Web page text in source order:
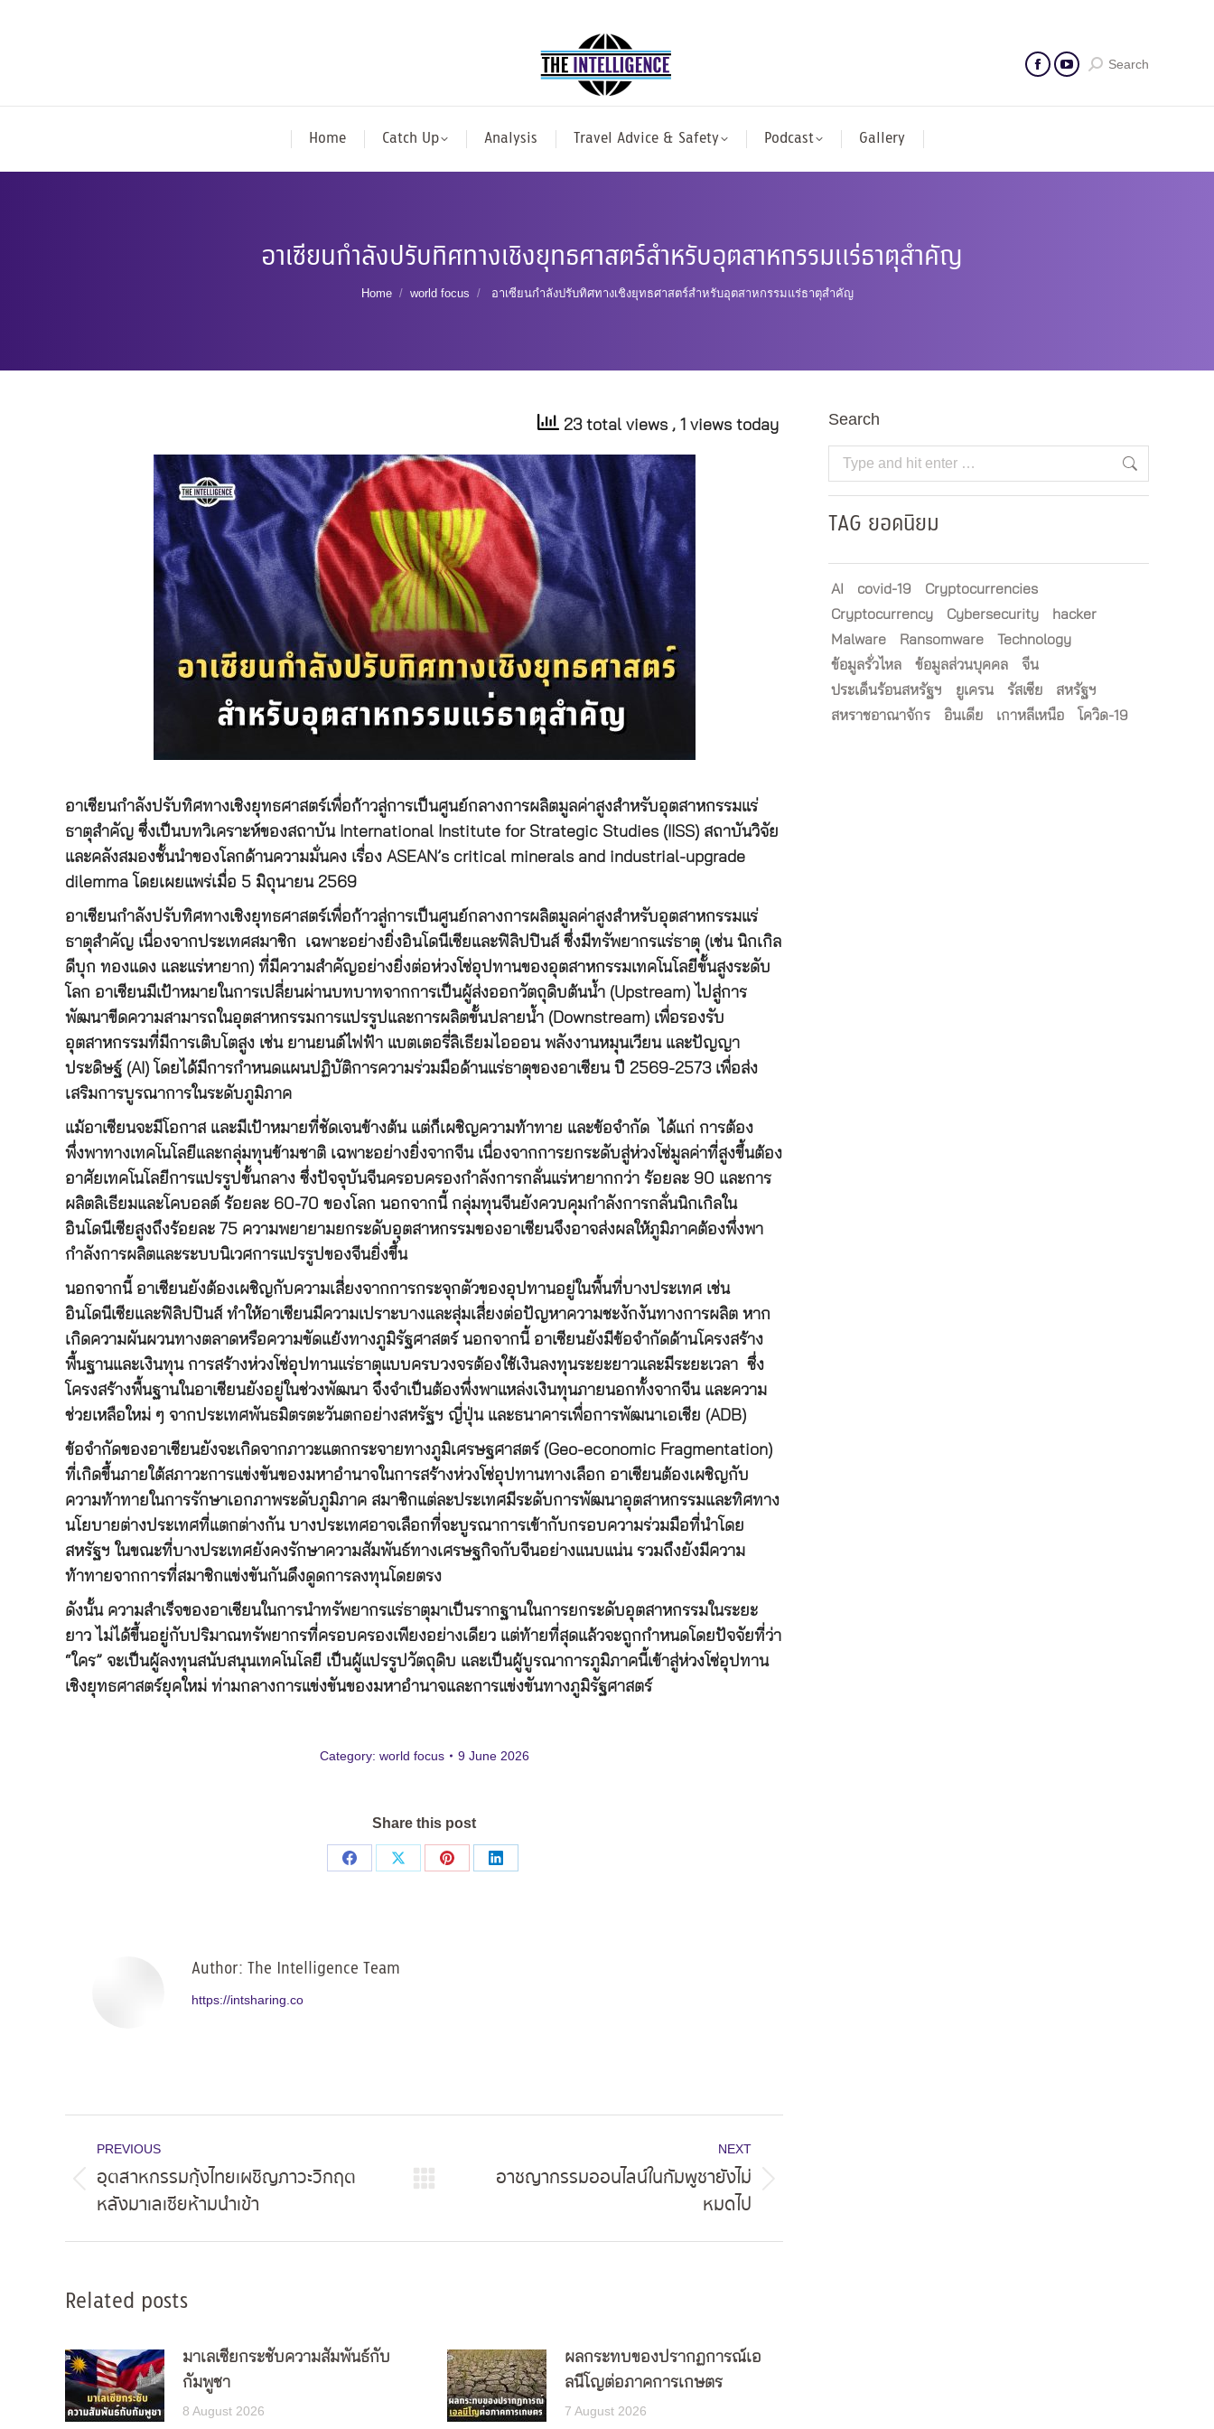
Search
Home Catch Up Analysis Travel Advice & Safety Podcast Gallery
อาเซียนกำลังปรับทิศทางเชิงยุทธศาสตร์สำหรับอุตสาหกรรมแร่ธาตุสำคัญ
You are here:
Home world focus อาเซียนกำลังปรับทิศทางเชิงยุทธศาสตร์สำหรับอุตสาหกรรมแร่ธาตุสำคัญ
23 total views , 1 views today
อาเซียนกำลังปรับทิศทางเชิงยุทธศาสตร์เพื่อก้าวสู่การเป็นศูนย์กลางการผลิตมูลค่าสูงสำหรับอุตสาหกรรมแร่
ธาตุสำคัญ ซึ่งเป็นบทวิเคราะห์ของสถาบัน International Institute for Strategic Studies (IISS) สถาบันวิจัย
และคลังสมองชั้นนำของโลกด้านความมั่นคง เรื่อง ASEAN’s critical minerals and industrial-upgrade
dilemma โดยเผยแพร่เมื่อ 5 มิถุนายน 2569
อาเซียนกำลังปรับทิศทางเชิงยุทธศาสตร์เพื่อก้าวสู่การเป็นศูนย์กลางการผลิตมูลค่าสูงสำหรับอุตสาหกรรมแร่
ธาตุสำคัญ เนื่องจากประเทศสมาชิก เฉพาะอย่างยิ่งอินโดนีเซียและฟิลิปปินส์ ซึ่งมีทรัพยากรแร่ธาตุ (เช่น นิกเกิล
ดีบุก ทองแดง และแร่หายาก) ที่มีความสำคัญอย่างยิ่งต่อห่วงโซ่อุปทานของอุตสาหกรรมเทคโนโลยีขั้นสูงระดับ
โลก อาเซียนมีเป้าหมายในการเปลี่ยนผ่านบทบาทจากการเป็นผู้ส่งออกวัตถุดิบต้นน้ำ (Upstream) ไปสู่การ
พัฒนาขีดความสามารถในอุตสาหกรรมการแปรรูปและการผลิตขั้นปลายน้ำ (Downstream) เพื่อรองรับ
อุตสาหกรรมที่มีการเติบโตสูง เช่น ยานยนต์ไฟฟ้า แบตเตอรี่ลิเธียมไอออน พลังงานหมุนเวียน และปัญญา
ประดิษฐ์ (AI) โดยได้มีการกำหนดแผนปฏิบัติการความร่วมมือด้านแร่ธาตุของอาเซียน ปี 2569-2573 เพื่อส่ง
เสริมการบูรณาการในระดับภูมิภาค
แม้อาเซียนจะมีโอกาส และมีเป้าหมายที่ชัดเจนข้างต้น แต่ก็เผชิญความท้าทาย และข้อจำกัด ได้แก่ การต้อง
พึ่งพาทางเทคโนโลยีและกลุ่มทุนข้ามชาติ เฉพาะอย่างยิ่งจากจีน เนื่องจากการยกระดับสู่ห่วงโซ่มูลค่าที่สูงขึ้นต้อง
อาศัยเทคโนโลยีการแปรรูปขั้นกลาง ซึ่งปัจจุบันจีนครอบครองกำลังการกลั่นแร่หายากกว่า ร้อยละ 90 และการ
ผลิตลิเธียมและโคบอลต์ ร้อยละ 60-70 ของโลก นอกจากนี้ กลุ่มทุนจีนยังควบคุมกำลังการกลั่นนิกเกิลใน
อินโดนีเซียสูงถึงร้อยละ 75 ความพยายามยกระดับอุตสาหกรรมของอาเซียนจึงอาจส่งผลให้ภูมิภาคต้องพึ่งพา
กำลังการผลิตและระบบนิเวศการแปรรูปของจีนยิ่งขึ้น
นอกจากนี้ อาเซียนยังต้องเผชิญกับความเสี่ยงจากการกระจุกตัวของอุปทานอยู่ในพื้นที่บางประเทศ เช่น
อินโดนีเซียและฟิลิปปินส์ ทำให้อาเซียนมีความเปราะบางและสุ่มเสี่ยงต่อปัญหาความชะงักงันทางการผลิต หาก
เกิดความผันผวนทางตลาดหรือความขัดแย้งทางภูมิรัฐศาสตร์ นอกจากนี้ อาเซียนยังมีข้อจำกัดด้านโครงสร้าง
พื้นฐานและเงินทุน การสร้างห่วงโซ่อุปทานแร่ธาตุแบบครบวงจรต้องใช้เงินลงทุนระยะยาวและมีระยะเวลา ซึ่ง
โครงสร้างพื้นฐานในอาเซียนยังอยู่ในช่วงพัฒนา จึงจำเป็นต้องพึ่งพาแหล่งเงินทุนภายนอกทั้งจากจีน และความ
ช่วยเหลือใหม่ ๆ จากประเทศพันธมิตรตะวันตกอย่างสหรัฐฯ ญี่ปุ่น และธนาคารเพื่อการพัฒนาเอเชีย (ADB)
ข้อจำกัดของอาเซียนยังจะเกิดจากภาวะแตกกระจายทางภูมิเศรษฐศาสตร์ (Geo-economic Fragmentation)
ที่เกิดขึ้นภายใต้สภาวะการแข่งขันของมหาอำนาจในการสร้างห่วงโซ่อุปทานทางเลือก อาเซียนต้องเผชิญกับ
ความท้าทายในการรักษาเอกภาพระดับภูมิภาค สมาชิกแต่ละประเทศมีระดับการพัฒนาอุตสาหกรรมและทิศทาง
นโยบายต่างประเทศที่แตกต่างกัน บางประเทศอาจเลือกที่จะบูรณาการเข้ากับกรอบความร่วมมือที่นำโดย
สหรัฐฯ ในขณะที่บางประเทศยังคงรักษาความสัมพันธ์ทางเศรษฐกิจกับจีนอย่างแนบแน่น รวมถึงยังมีความ
ท้าทายจากการที่สมาชิกแข่งขันกันดึงดูดการลงทุนโดยตรง
ดังนั้น ความสำเร็จของอาเซียนในการนำทรัพยากรแร่ธาตุมาเป็นรากฐานในการยกระดับอุตสาหกรรมในระยะ
ยาว ไม่ได้ขึ้นอยู่กับปริมาณทรัพยากรที่ครอบครองเพียงอย่างเดียว แต่ท้ายที่สุดแล้วจะถูกกำหนดโดยปัจจัยที่ว่า
“ใคร” จะเป็นผู้ลงทุนสนับสนุนเทคโนโลยี เป็นผู้แปรรูปวัตถุดิบ และเป็นผู้บูรณาการภูมิภาคนี้เข้าสู่ห่วงโซ่อุปทาน
เชิงยุทธศาสตร์ยุคใหม่ ท่ามกลางการแข่งขันของมหาอำนาจและการแข่งขันทางภูมิรัฐศาสตร์
Category: world focus 9 June 2026
Share this post
Share
Share
Share
Share
Author: The Intelligence Team
https://intsharing.co
navigation
PREVIOUS
Previous
post:
อุตสาหกรรมกุ้งไทยเผชิญภาวะวิกฤต
หลังมาเลเซียห้ามนำเข้า
NEXT
อาชญากรรมออนไลน์ในกัมพูชายังไม่
หมดไป
Related posts
มาเลเซียกระชับความสัมพันธ์กับ
กัมพูชา
8 August 2026
ผลกระทบของปรากฏการณ์เอ
ลนีโญต่อภาคการเกษตร
7 August 2026
Search
Search:
TAG ยอดนิยม
AI covid-19
Cryptocurrencies
Cryptocurrency
Cybersecurity
hacker
Malware
Ransomware
Technology
ข้อมูลรั่วไหล
ข้อมูลส่วนบุคคล
จีน
ประเด็นร้อนสหรัฐฯ
ยูเครน รัสเซีย
สหรัฐฯ
สหราชอาณาจักร
อินเดีย เกาหลีเหนือ โควิด-19